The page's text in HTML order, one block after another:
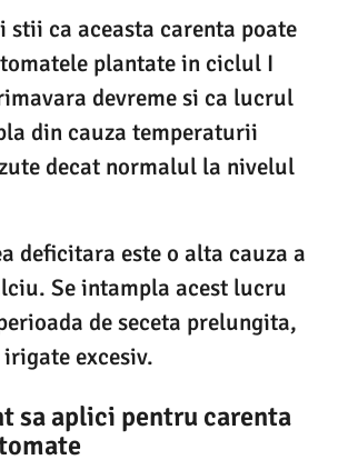
stii ca aceasta carenta poate
plantate in ciclul I
devreme si ca lucrul
din cauza temperaturii
decat normalul la nivelul
deficitara este o alta cauza a
Se intampla acest lucru
de seceta prelungita,
excesiv.
sa aplici pentru carenta